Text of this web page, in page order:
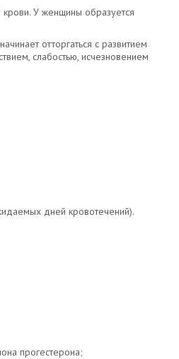
крови. У женщины образуется
отторгаться с развитием
слабостью, исчезновением
дней кровотечений).
прогестерона;